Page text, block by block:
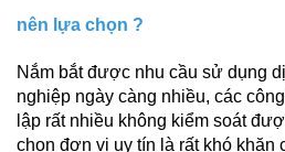
nên lựa chọn ?
Nắm bắt được nhu cầu sử dụng
nghiệp ngày càng nhiều, các
lập rất nhiều không kiểm soát
chọn đơn vị uy tín là rất khó khăn